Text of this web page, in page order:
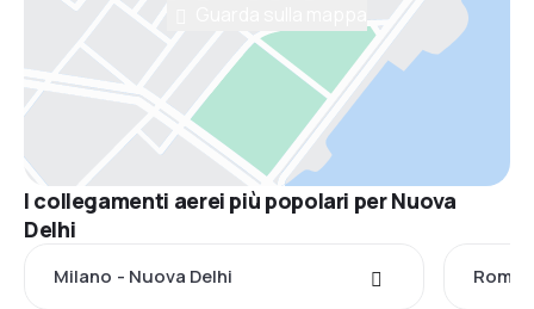
I collegamenti aerei più popolari per Nuova
Delhi
Milano - Nuova Delhi Roma